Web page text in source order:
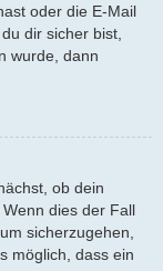
oder die E-Mail
dir sicher bist,
wurde, dann
ob dein
dies der Fall
sicherzugehen,
möglich, dass ein